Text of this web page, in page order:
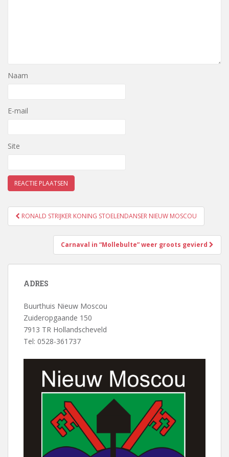
Naam
E-mail
Site
Bericht
navigatie
RONALD STRIJKER KONING STOELENDANSER NIEUW MOSCOU
Carnaval in “Mollebulte” weer groots gevierd
ADRES
Buurthuis Nieuw Moscou
Zuideropgaande 150
7913 TR Hollandscheveld
Tel: 0528-361737